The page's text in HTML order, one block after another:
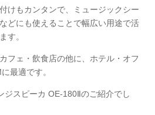
けもカンタンで、ミュージックシー
どにも使えることで幅広い用途で活
す。
フェ・飲食店の他に、ホテル・オフ
最適です。
ジスピーカ OE-180Ⅱのご紹介でし